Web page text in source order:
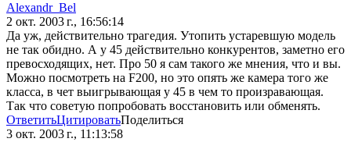
Alexandr_Bel
2 окт. 2003 г., 16:56:14
Да уж, действительно трагедия. Утопить устаревшую модель
не так обидно. А у 45 действительно конкурентов, заметно его
превосходящих, нет. Про 50 я сам такого же мнения, что и вы.
Можно посмотреть на F200, но это опять же камера того же
класса, в чет выигрывающая у 45 в чем то произравающая.
Так что советую попробовать восстановить или обменять.
ОтветитьЦитироватьПоделиться
3 окт. 2003 г., 11:13:58